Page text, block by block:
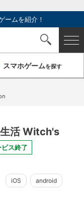
ームを紹介！
スマホゲームを探す
活 Witch's
ス終了
iOS android